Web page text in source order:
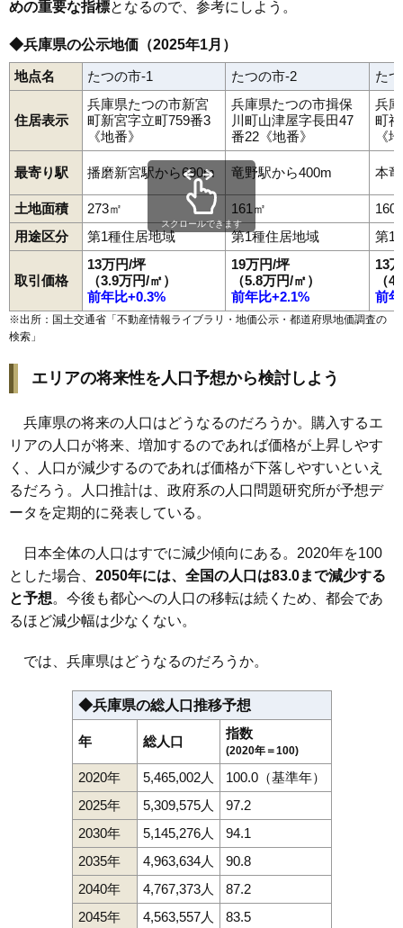
めの重要な指標となるので、参考にしよう。
◆兵庫県の公示地価（2025年1月）
地点名 たつの市-1 たつの市-2 た
住居表示
兵庫県たつの市新宮
町新宮字立町759番3
《地番》
兵庫県たつの市揖保
川町山津屋字長田47
番22《地番》
兵
町
《
最寄り駅 播磨新宮駅から690m 竜野駅から400m 本
土地面積 273㎡ 161㎡
160
用途区分
第1種住居地域 第1種住居地域 第1
取引価格
13万円/坪
（3.9万円/㎡）
前年比+0.3%
19万円/坪
（5.8万円/㎡）
前年比+2.1%
13
（
前
スクロールできます
※出所：国土交通省「 不動産情報ライブラリ・地価公示・都道府県地価調査の
検索 」
エリアの将来性を人口予想から検討しよう
兵庫県の将来の人口はどうなるのだろうか。購入するエ
リアの人口が将来、増加するのであれば価格が上昇しやす
く、人口が減少するのであれば価格が下落しやすいといえ
るだろう。人口推計は、政府系の人口問題研究所が予想デ
ータを定期的に発表している。
日本全体の人口はすでに減少傾向にある。2020年を100
とした場合、 2050年には、全国の人口は83.0まで減少する
と予想。今後も都心への人口の移転は続くため、都会であ
るほど減少幅は少なくない。
では、兵庫県はどうなるのだろうか。
◆兵庫県の総人口推移予想
年 総人口
指数
(2020年＝100)
2020年 5,465,002人
100.0（基準年）
2025年
5,309,575人
97.2
2030年
5,145,276人
94.1
2035年
4,963,634人
90.8
2040年
4,767,373人
87.2
2045年
4,563,557人
83.5